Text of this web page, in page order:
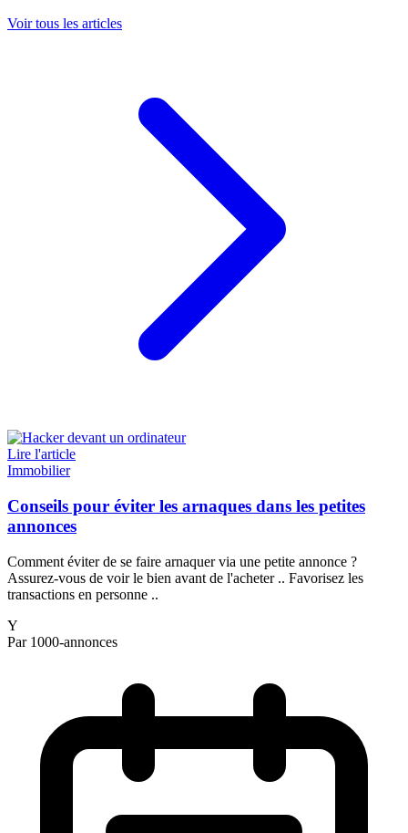
Voir tous les articles
Lire l'article
Immobilier
Conseils pour éviter les arnaques dans les petites
annonces
Comment éviter de se faire arnaquer via une petite annonce ?
Assurez-vous de voir le bien avant de l'acheter .. Favorisez les
transactions en personne ..
Y
Par 1000-annonces